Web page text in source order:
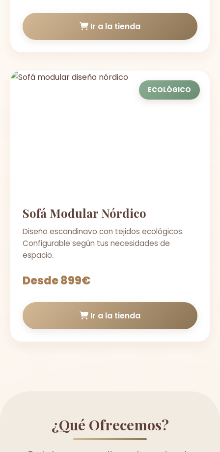
Ir a la tienda
ECOLÓGICO
Sofá Modular Nórdico
Diseño escandinavo con tejidos ecológicos.
Configurable según tus necesidades de
espacio.
Desde 899€
Ir a la tienda
¿Qué Ofrecemos?